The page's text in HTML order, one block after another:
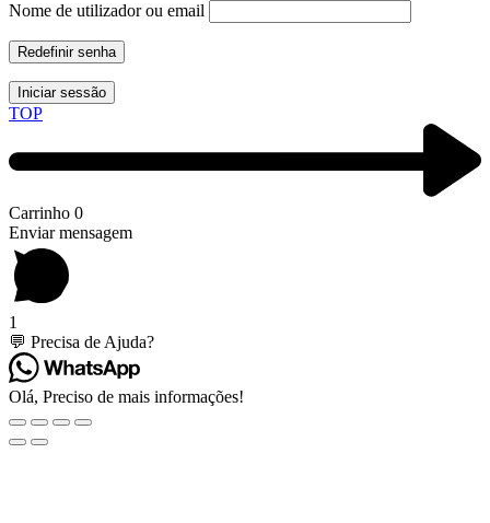
Nome de utilizador ou email
Redefinir senha
Iniciar sessão
TOP
Carrinho 0
Enviar mensagem
1
💬 Precisa de Ajuda?
Olá, Preciso de mais informações!